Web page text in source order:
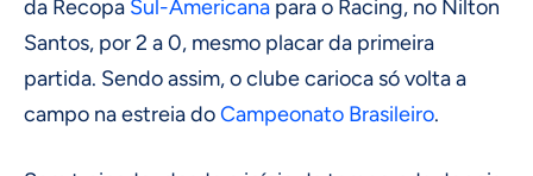
da Recopa Sul-Americana para o Racing, no Nilton
Santos, por 2 a 0, mesmo placar da primeira
partida. Sendo assim, o clube carioca só volta a
campo na estreia doCampeonato Brasileiro.